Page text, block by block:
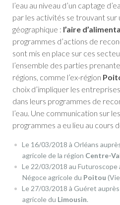
l’eau au niveau d’un captage
par les activités se trouvant
géographique : l’aire
programmes d’actions de
sont mis en place sur ces
l’ensemble des parties
régions, comme l’ex-région
choix d’impliquer les
dans leurs programmes de
l’eau. Une communication sur
programmes a eu lieu au cours
Le 16/03/2018 à Orléans
agricole de la région Centre-
Le 22/03/2018 au
Négoce agricole du Poitou
Le 27/03/2018 à Guéret
agricole du Limousin.